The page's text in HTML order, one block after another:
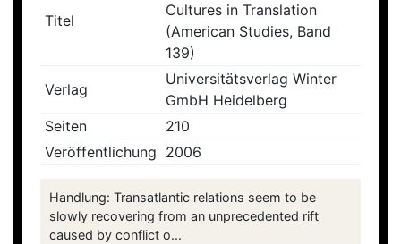
Titel
Cultures in Translation
(American Studies, Band
139)
Verlag
Universitätsverlag Winter
GmbH Heidelberg
Seiten
210
Veröffentlichung 2006
Handlung: Transatlantic relations seem to be
slowly recovering from an unprecedented rift
caused by conflict o...